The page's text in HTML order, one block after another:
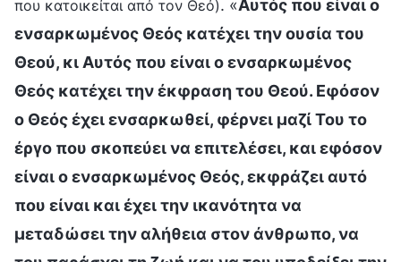
που κατοικείται από τον Θεό). «Αυτός που είναι ο
ενσαρκωμένος Θεός κατέχει την ουσία του
Θεού, κι Αυτός που είναι ο ενσαρκωμένος
Θεός κατέχει την έκφραση του Θεού. Εφόσον
ο Θεός έχει ενσαρκωθεί, φέρνει μαζί Του το
έργο που σκοπεύει να επιτελέσει, και εφόσον
είναι ο ενσαρκωμένος Θεός, εκφράζει αυτό
που είναι και έχει την ικανότητα να
μεταδώσει την αλήθεια στον άνθρωπο, να